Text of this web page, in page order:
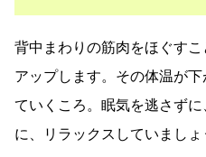
背中まわりの筋肉をほぐす
アップします。その体温が
ていくころ。眠気を逃さず
に、リラックスしていましょ